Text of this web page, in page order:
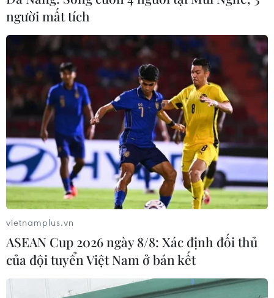
ban Quản lý vốn Nhà nước tại doanh nghiệp
khăn của SCIC khi đầu tư vốn vào Vietnam
Airlines,” ông Kiên nhấn mạnh./.
(Vietnam+)
người mất tích
vietnamplus.vn
ASEAN Cup 2026 ngày 8/8: Xác định đối thủ
của đội tuyển Việt Nam ở bán kết